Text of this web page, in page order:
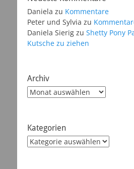
Daniela zu Kommentare
Peter und Sylvia zu
Daniela Sierig zu Shetty Pony
Kutsche zu ziehen
Archiv
Archiv
Kategorien
Kategorien